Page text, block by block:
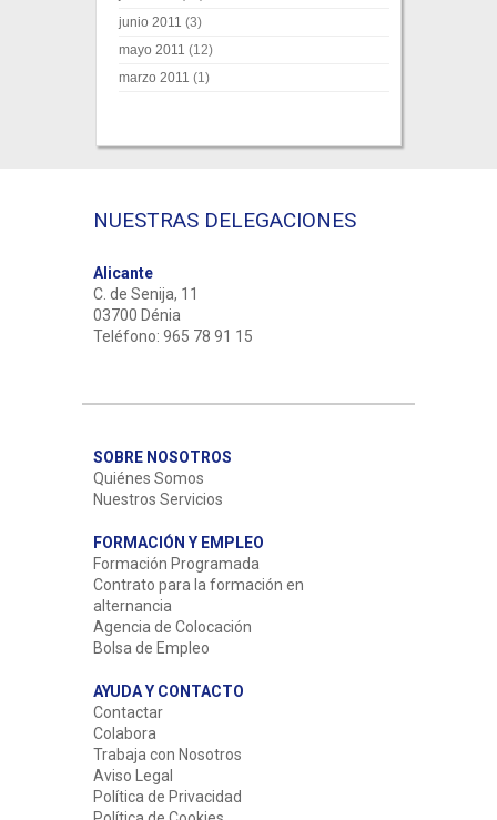
junio 2011 (3)
mayo 2011 (12)
marzo 2011 (1)
NUESTRAS DELEGACIONES
Alicante
C. de Senija, 11
03700 Dénia
Teléfono: 965 78 91 15
SOBRE NOSOTROS
Quiénes Somos
Nuestros Servicios
FORMACIÓN Y EMPLEO
Formación Programada
Contrato para la formación en
alternancia
Agencia de Colocación
Bolsa de Empleo
AYUDA Y CONTACTO
Contactar
Colabora
Trabaja con Nosotros
Aviso Legal
Política de Privacidad